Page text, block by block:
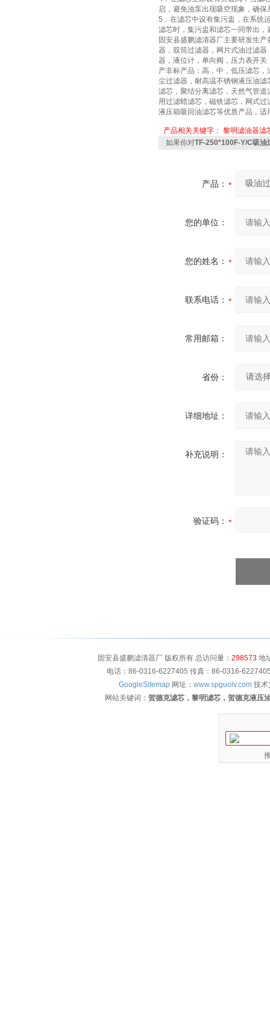
启，避免油泵出现吸空现象，确保
5．在滤芯中设有集污盅，在系统
滤芯时，集污盅和滤芯一同带出
固安县盛鹏滤清器厂主要研发生
器，双筒过滤器，网片式油过滤
器，液位计，单向阀，压力表开
产非标产品：高，中，低压滤芯
尘过滤器，耐高温不锈钢液压油
滤芯，聚结分离滤芯，天然气管
用过滤蜡滤芯，磁铁滤芯，网式
液压箱吸回油滤芯等优质产品，
产品相关关键字： 黎明滤油器滤
如果你对TF-250*100F-Y/C吸油
产品：
您的单位：
您的姓名：
联系电话：
常用邮箱：
省份：
详细地址：
补充说明：
验证码：
固安县盛鹏滤清器厂 版权所有 总访问量： 298573地
电话：86-0316-6227405 传真：86-0316-
GoogleSitemap 网址： www.spguolv.com 技术
网站关键词： 贺德克滤芯，黎明滤芯，贺德克液压